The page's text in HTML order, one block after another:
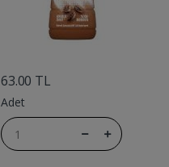
63.00 TL
Adet